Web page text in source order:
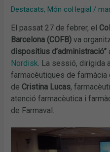
Destacats, Món col·legial /
El passat 27 de febrer, el
Barcelona (COFB)va
dispositius d’administració”
Nordisk. La sessió, dirigida
farmacèutiques de farmàcia
de Cristina Lucas,
atenció farmacèutica i
de Farmaval.